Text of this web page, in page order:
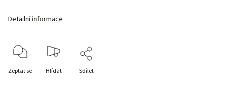
Detailní informace
Zeptat se Hlídat Sdílet